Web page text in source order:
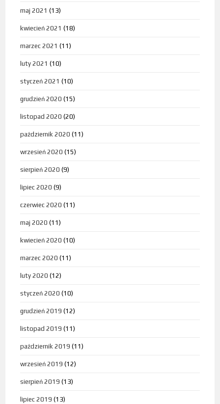
maj 2021 (13)
kwiecień 2021 (18)
marzec 2021 (11)
luty 2021 (10)
styczeń 2021 (10)
grudzień 2020 (15)
listopad 2020 (20)
październik 2020 (11)
wrzesień 2020 (15)
sierpień 2020 (9)
lipiec 2020 (9)
czerwiec 2020 (11)
maj 2020 (11)
kwiecień 2020 (10)
marzec 2020 (11)
luty 2020 (12)
styczeń 2020 (10)
grudzień 2019 (12)
listopad 2019 (11)
październik 2019 (11)
wrzesień 2019 (12)
sierpień 2019 (13)
lipiec 2019 (13)